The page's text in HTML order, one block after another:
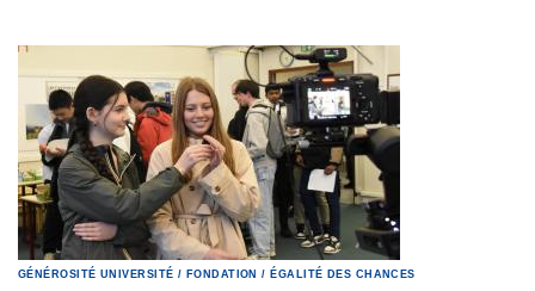
GÉNÉROSITÉ UNIVERSITÉ / FONDATION / ÉGALITÉ DES CHANCES